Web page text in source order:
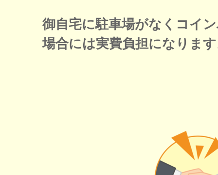
御自宅に駐車場がなくコイ
場合には実費負担になりま